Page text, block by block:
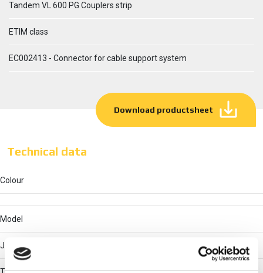
Tandem VL 600 PG Couplers strip
ETIM class
EC002413 - Connector for cable support system
Download productsheet
Technical data
Colour
Model
Joint clip bar